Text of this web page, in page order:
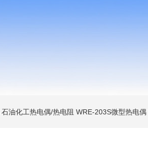
石油化工热电偶/热电阻 WRE-203S微型热电偶